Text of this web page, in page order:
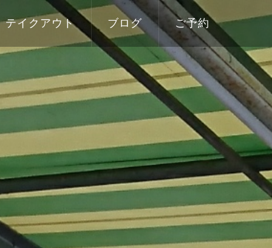
テイクアウト ブログ ご予約